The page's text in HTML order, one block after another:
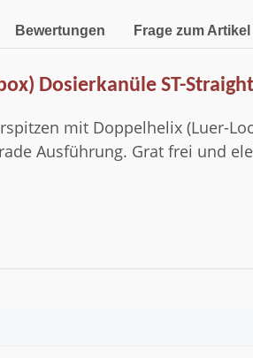
Bewertungen Frage zum Artikel
Dosierkanüle ST-Straight
mit Doppelhelix (Luer-
Ausführung. Grat frei und